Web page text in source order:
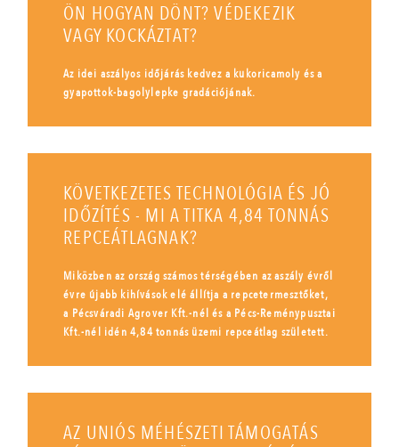
ÖN HOGYAN DÖNT? VÉDEKEZIK
VAGY KOCKÁZTAT?
Az idei aszályos időjárás kedvez a kukoricamoly és a
gyapottok-bagolylepke gradációjának.
KÖVETKEZETES TECHNOLÓGIA ÉS JÓ
IDŐZÍTÉS - MI A TITKA 4,84 TONNÁS
REPCEÁTLAGNAK?
Miközben az ország számos térségében az aszály évről
évre újabb kihívások elé állítja a repcetermesztőket,
a Pécsváradi Agrover Kft.-nél és a Pécs-Reménypusztai
Kft.-nél idén 4,84 tonnás üzemi repceátlag született.
AZ UNIÓS MÉHÉSZETI TÁMOGATÁS